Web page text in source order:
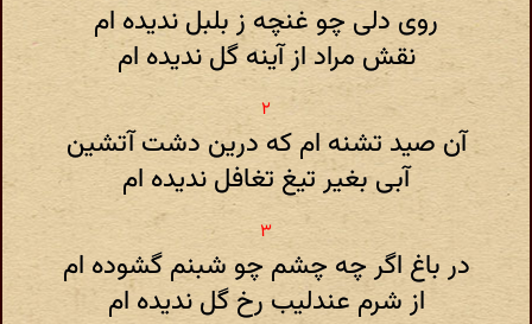
روی دلی چو غنچه ز بلبل ندیده ام
نقش مراد از آینه گل ندیده ام
آن صید تشنه ام که درین دشت آتشین
آبی بغیر تیغ تغافل ندیده ام
در باغ اگر چه چشم چو شبنم گشوده ام
از شرم عندلیب رخ گل ندیده ام